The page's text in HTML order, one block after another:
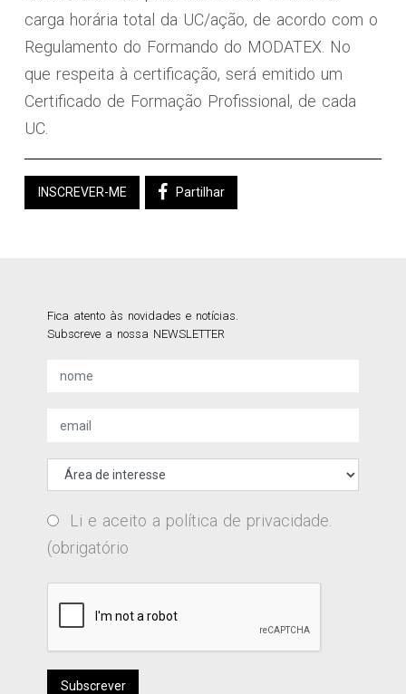
carga horária total da UC/ação, de acordo com o
Regulamento do Formando do MODATEX. No
que respeita à certificação, será emitido um
Certificado de Formação Profissional, de cada
UC.
INSCREVER-ME Partilhar
Fica atento às novidades e notícias.
Subscreve a nossa NEWSLETTER
Li e aceito a política de privacidade.
(obrigatório
Subscrever